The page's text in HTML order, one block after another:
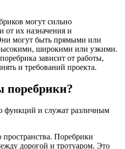
могут сильно
от их назначения и
могут быть прямыми или
широкими или узкими.
зависит от работы,
и требований проекта.
поребрики?
функций и служат различным
пространства. Поребрики
дорогой и тротуаром. Это